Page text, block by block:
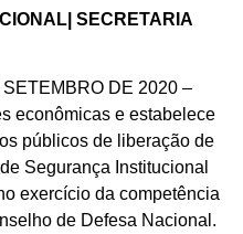
SECRETARIA
DE 2020 –
econômicas e estabelece
públicos de liberação de
Segurança Institucional
exercício da competência
de Defesa Nacional.